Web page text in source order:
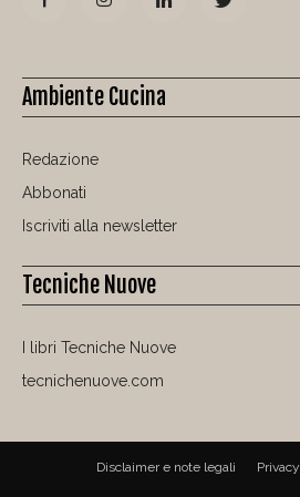
Ambiente Cucina
Redazione
Abbonati
Iscriviti alla newsletter
Tecniche Nuove
I libri Tecniche Nuove
tecnichenuove.com
Disclaimer e note legali Privacy